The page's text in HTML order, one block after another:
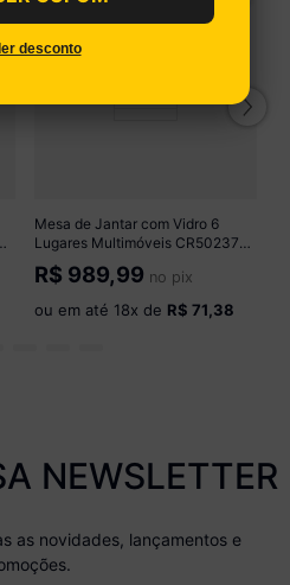
Mesa de Jantar com Vidro 6
Lugares Multimóveis CR50237
Cinamomo/Preto
R$ 989,99 no pix
ou em até 18x de R$ 71,38
NEWSLETTER
as novidades, lançamentos e
desconto